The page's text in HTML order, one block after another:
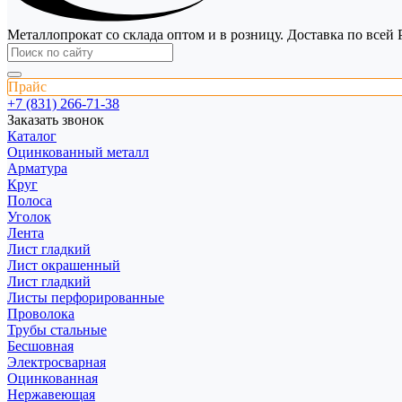
Металлопрокат со склада оптом и в розницу. Доставка по всей
Прайс
+7 (831) 266-71-38
Заказать звонок
Каталог
Оцинкованный металл
Арматура
Круг
Полоса
Уголок
Лента
Лист гладкий
Лист окрашенный
Лист гладкий
Листы перфорированные
Проволока
Трубы стальные
Бесшовная
Электросварная
Оцинкованная
Нержавеющая